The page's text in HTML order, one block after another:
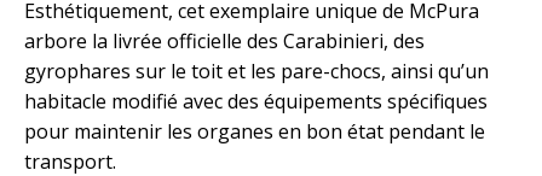
Esthétiquement, cet exemplaire unique de McPura
arbore la livrée officielle des Carabinieri, des
gyrophares sur le toit et les pare-chocs, ainsi qu’un
habitacle modifié avec des équipements spécifiques
pour maintenir les organes en bon état pendant le
transport.